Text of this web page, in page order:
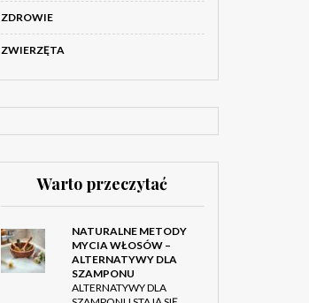
ZDROWIE
ZWIERZĘTA
Warto przeczytać
NATURALNE METODY
MYCIA WŁOSÓW –
ALTERNATYWY DLA
SZAMPONU
ALTERNATYWY DLA